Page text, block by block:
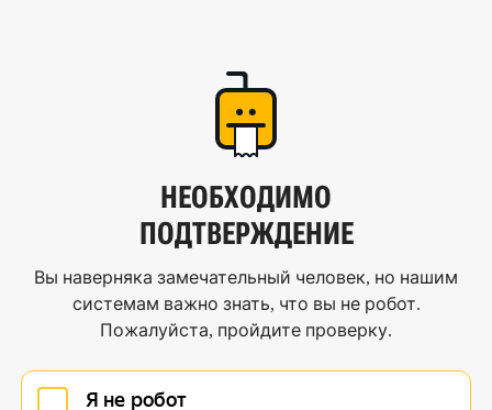
НЕОБХОДИМО
ПОДТВЕРЖДЕНИЕ
Вы наверняка замечательный человек, но нашим
системам важно знать, что вы не робот.
Пожалуйста, пройдите проверку.